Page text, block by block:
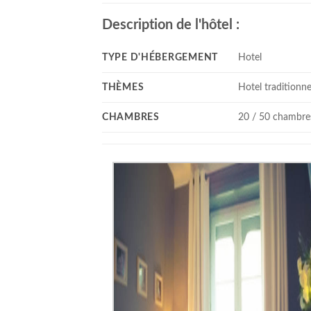
Description de l'hôtel :
TYPE D'HÉBERGEMENT Hotel
THÈMES Hotel
CHAMBRES 20 / 50